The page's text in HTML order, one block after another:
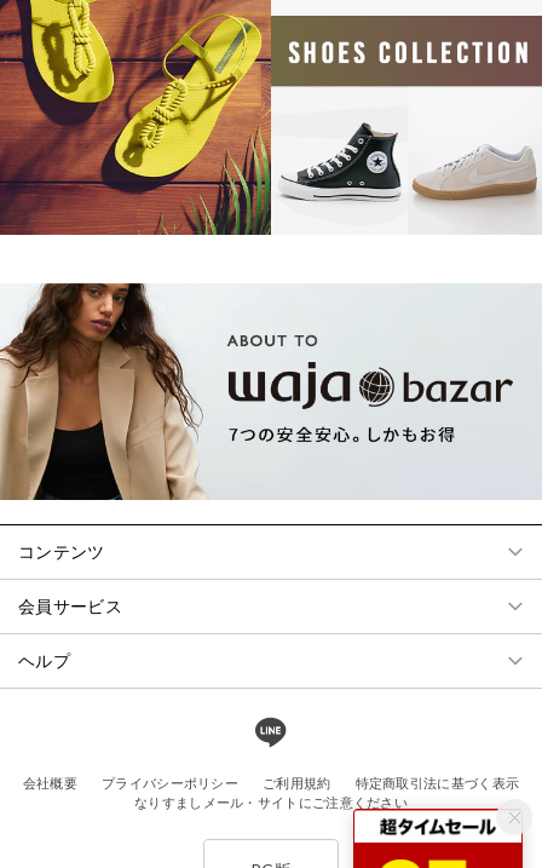
コンテンツ
会員サービス
ヘルプ
会社概要 プライバシーポリシー ご利用規約
特定商取引法に基づく表示
なりすましメール・サイトにご注意ください